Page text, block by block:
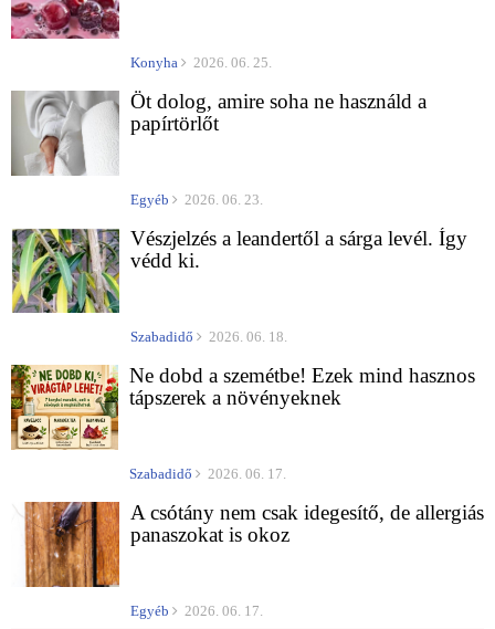
Konyha 2026. 06. 25.
Öt dolog, amire soha ne használd a
papírtörlőt
Egyéb 2026. 06. 23.
Vészjelzés a leandertől a sárga levél. Így
védd ki.
Szabadidő 2026. 06. 18.
Ne dobd a szemétbe! Ezek mind hasznos
tápszerek a növényeknek
Szabadidő 2026. 06. 17.
A csótány nem csak idegesítő, de allergiás
panaszokat is okoz
Egyéb 2026. 06. 17.